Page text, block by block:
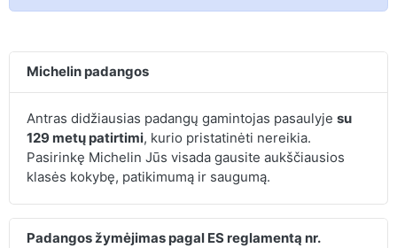
Michelin padangos
Antras didžiausias padangų gamintojas pasaulyje su
129 metų patirtimi, kurio pristatinėti nereikia.
Pasirinkę Michelin Jūs visada gausite aukščiausios
klasės kokybę, patikimumą ir saugumą.
Padangos žymėjimas pagal ES reglamentą nr.